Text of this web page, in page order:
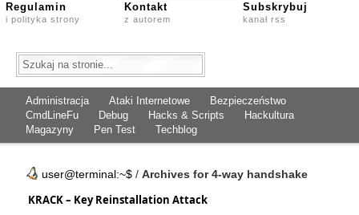
Regulamin
i polityka strony
Kontakt
z autorem
Subskrybuj
kanał rss
Administracja Ataki Internetowe
Bezpieczeństwo
CmdLineFu
Debug Hacks & Scripts
Hackultura
Magazyny
Pen Test Techblog
user@terminal:~$ / Archives for 4-way handshake
KRACK – Key Reinstallation Attack